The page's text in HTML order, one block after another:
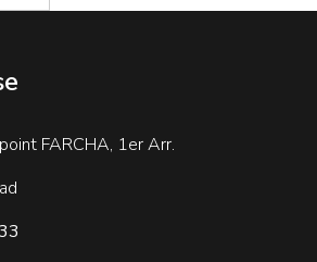
FARCHA, 1er Arr.